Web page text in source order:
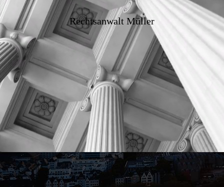
Rechtsanwalt Müller